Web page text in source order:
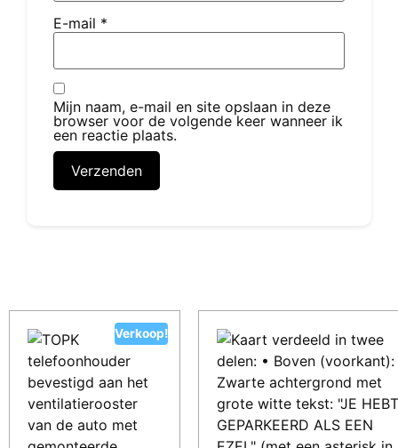
E-mail *
Mijn naam, e-mail en site opslaan in deze
browser voor de volgende keer wanneer ik
een reactie plaats.
Verkoop!